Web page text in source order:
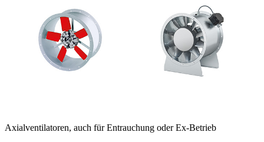
Axialventilatoren, auch für Entrauchung oder Ex-Betrieb